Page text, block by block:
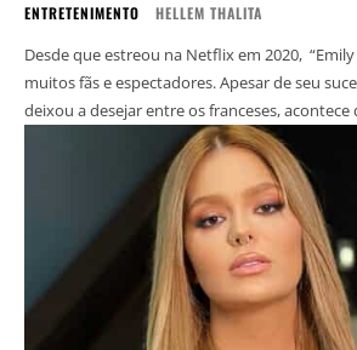
ENTRETENIMENTO HELLEM THALITA
Desde que estreou na Netflix em 2020,
muitos fãs e espectadores. Apesar de seu sucesso estrondoso a série
deixou a desejar entre os franceses, acontece